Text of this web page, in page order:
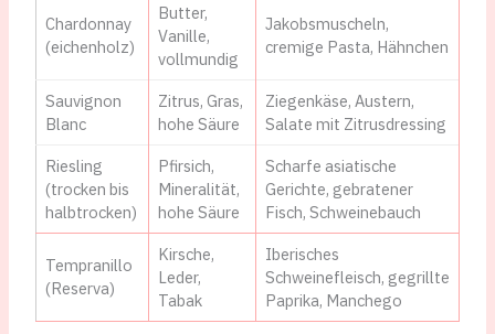
Chardonnay
(eichenholz)
Butter,
Vanille,
vollmundig
Jakobsmuscheln,
cremige Pasta, Hähnchen
Sauvignon
Blanc
Zitrus, Gras,
hohe Säure
Ziegenkäse, Austern,
Salate mit Zitrusdressing
Riesling
(trocken bis
halbtrocken)
Pfirsich,
Mineralität,
hohe Säure
Scharfe asiatische
Gerichte, gebratener
Fisch, Schweinebauch
Tempranillo
(Reserva)
Kirsche,
Leder,
Tabak
Iberisches
Schweinefleisch, gegrillte
Paprika, Manchego